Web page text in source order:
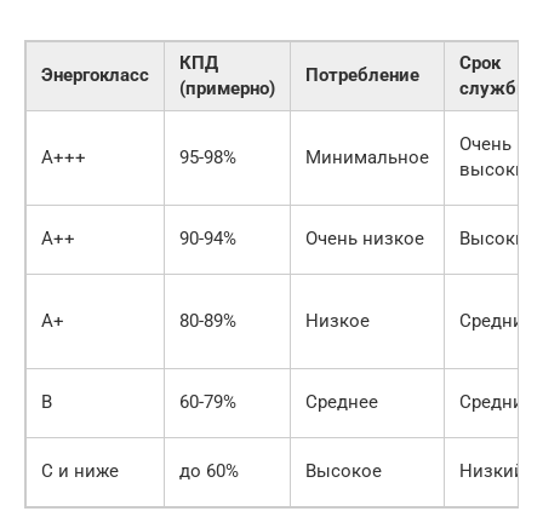
Энергокласс
КПД
(примерно)
Потребление
Срок
службы
A+++ 95-98% Минимальное
Очень
высокий
A++ 90-94% Очень низкое Высокий
A+ 80-89% Низкое Средний
B 60-79% Среднее Средний
C и ниже до 60% Высокое Низкий